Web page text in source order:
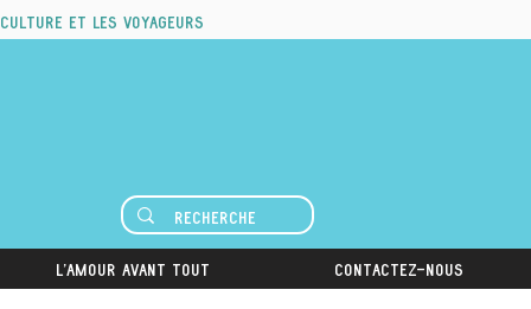
culture et les voyageurs
L'amour avant tout Contactez-nous